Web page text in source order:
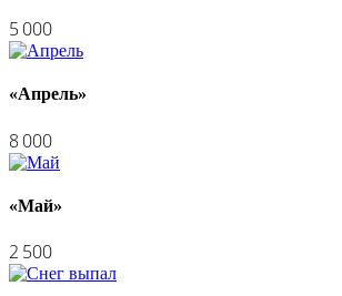
5 000
«Апрель»
8 000
«Май»
2 500